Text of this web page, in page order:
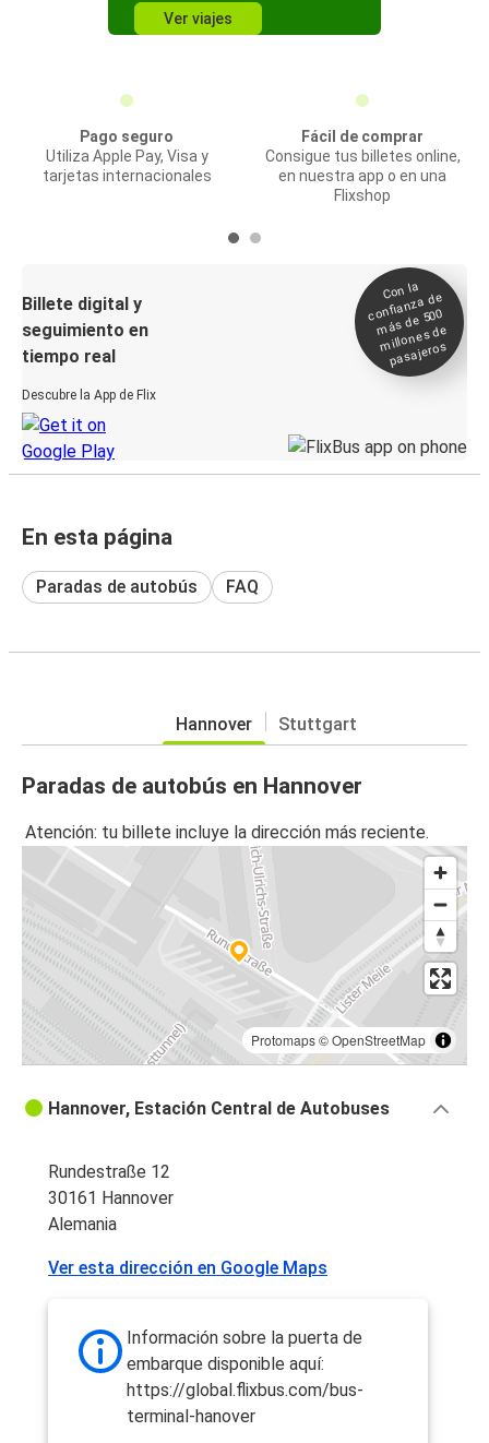
Ver viajes
Pago seguro
Utiliza Apple Pay, Visa y
tarjetas internacionales
Fácil de comprar
Consigue tus billetes online,
en nuestra app o en una
Flixshop
Billete digital y
seguimiento en
tiempo real
Descubre la App de Flix
Con la
confianza de
más de 500
millones de
pasajeros
En esta página
Paradas de autobús FAQ
Hannover Stuttgart
Paradas de autobús en Hannover
Atención: tu billete incluye la dirección más reciente.
Protomaps©OpenStreetMap
Hannover, Estación Central de Autobuses
Rundestraße 12
30161 Hannover
Alemania
Ver esta dirección en Google Maps
Información sobre la puerta de
embarque disponible aquí:
https://global.flixbus.com/bus-
terminal-hanover